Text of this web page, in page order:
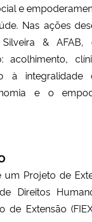
e
Nas ações
& AFAB,
acolhimento,
à
e o
um Projeto de
Direitos
de Extensão